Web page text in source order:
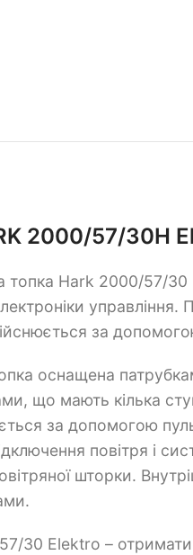
2000/57/30H
Hark 2000/57/30
управління.
за
оснащена
що мають кілька
за допомогою
повітря і
шторки.
30 Elektro – отримати